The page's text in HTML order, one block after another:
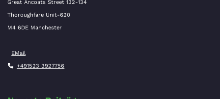
Great Ancoats Street 132-134
Thoroughfare Unit-620
M4 6DE Manchester
EMail
+491523 3927756